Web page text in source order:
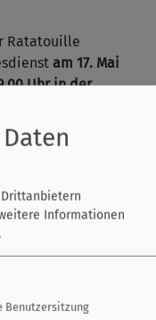
Ratatouille
am 17. Mai
Uhr in der
von uns
Predigern
Thurner) lädt euch
ein zum Thema
und Loslassen.
von
Informationen
Benutzersitzung